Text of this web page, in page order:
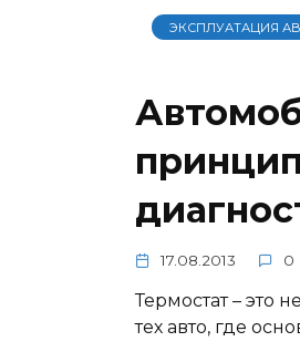
ЭКСПЛУАТАЦИЯ
17.08.2013 0
Термостат – это
тех авто, где